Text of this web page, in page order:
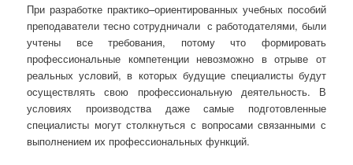
При разработке практико–ориентированных учебных пособий
преподаватели тесно сотрудничали с работодателями, были
учтены все требования, потому что формировать
профессиональные компетенции невозможно в отрыве от
реальных условий, в которых будущие специалисты будут
осуществлять свою профессиональную деятельность. В
условиях производства даже самые подготовленные
специалисты могут столкнуться с вопросами связанными с
выполнением их профессиональных функций.